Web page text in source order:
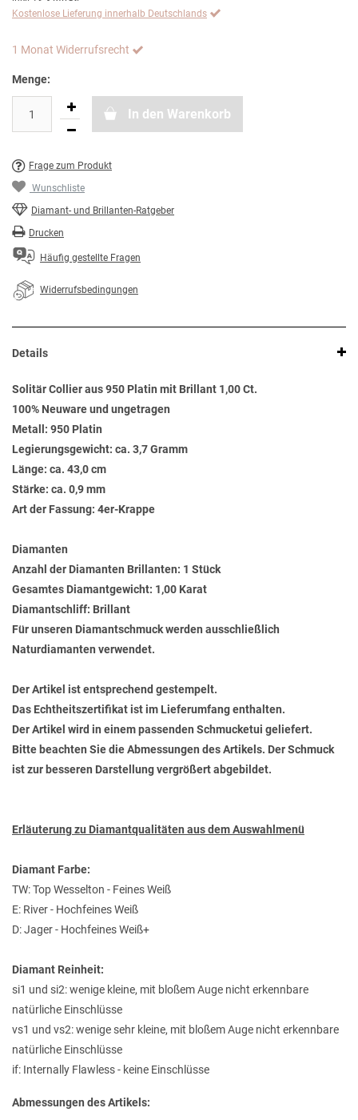
Kostenlose Lieferung innerhalb Deutschlands
1 Monat Widerrufsrecht
Menge:
In den Warenkorb
Frage zum Produkt
Wunschliste
Diamant- und Brillanten-Ratgeber
Drucken
Häufig gestellte Fragen
Widerrufsbedingungen
Details
Solitär Collier aus 950 Platin mit Brillant 1,00 Ct.
100% Neuware und ungetragen
Metall: 950 Platin
Legierungsgewicht: ca. 3,7 Gramm
Länge: ca. 43,0 cm
Stärke: ca. 0,9 mm
Art der Fassung: 4er-Krappe
Diamanten
Anzahl der Diamanten Brillanten: 1 Stück
Gesamtes Diamantgewicht: 1,00 Karat
Diamantschliff: Brillant
Für unseren Diamantschmuck werden ausschließlich
Naturdiamanten verwendet.
Der Artikel ist entsprechend gestempelt.
Das Echtheitszertifikat ist im Lieferumfang enthalten.
Der Artikel wird in einem passenden Schmucketui geliefert.
Bitte beachten Sie die Abmessungen des Artikels. Der Schmuck
ist zur besseren Darstellung vergrößert abgebildet.
Erläuterung zu Diamantqualitäten aus dem Auswahlmenü
Diamant Farbe:
TW: Top Wesselton - Feines Weiß
E: River - Hochfeines Weiß
D: Jager - Hochfeines Weiß+
Diamant Reinheit:
si1 und si2: wenige kleine, mit bloßem Auge nicht erkennbare
natürliche Einschlüsse
vs1 und vs2: wenige sehr kleine, mit bloßem Auge nicht erkennbare
natürliche Einschlüsse
if: Internally Flawless - keine Einschlüsse
Abmessungen des Artikels: